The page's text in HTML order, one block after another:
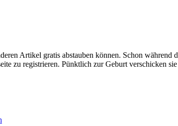
Artikel gratis abstauben können. Schon
zu registrieren. Pünktlich zur Geburt verschicken